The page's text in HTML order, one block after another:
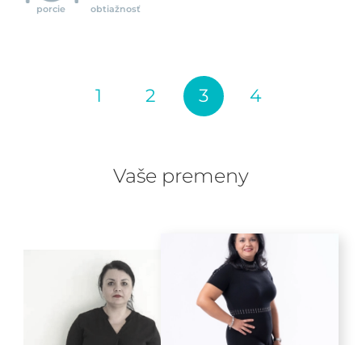
porcie obtiažnosť
1 2 3 4
Vaše premeny